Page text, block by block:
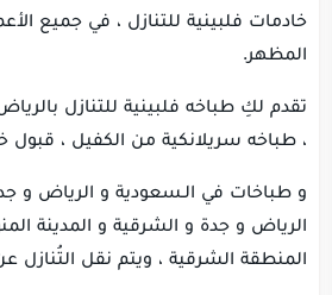
خادمات فلبينية للتنازل ، في جميع
المظهر.
تقدم لكِ طباخه فلبينية للتنازل
، طباخه سريلانكية من الكفيل ، قبول
و طباخات في الـسعودية و الرياض و
الرياض و جدة و الشرقية و المدينة
المنطقة الشرقية ، ويتم نقل التُنازل